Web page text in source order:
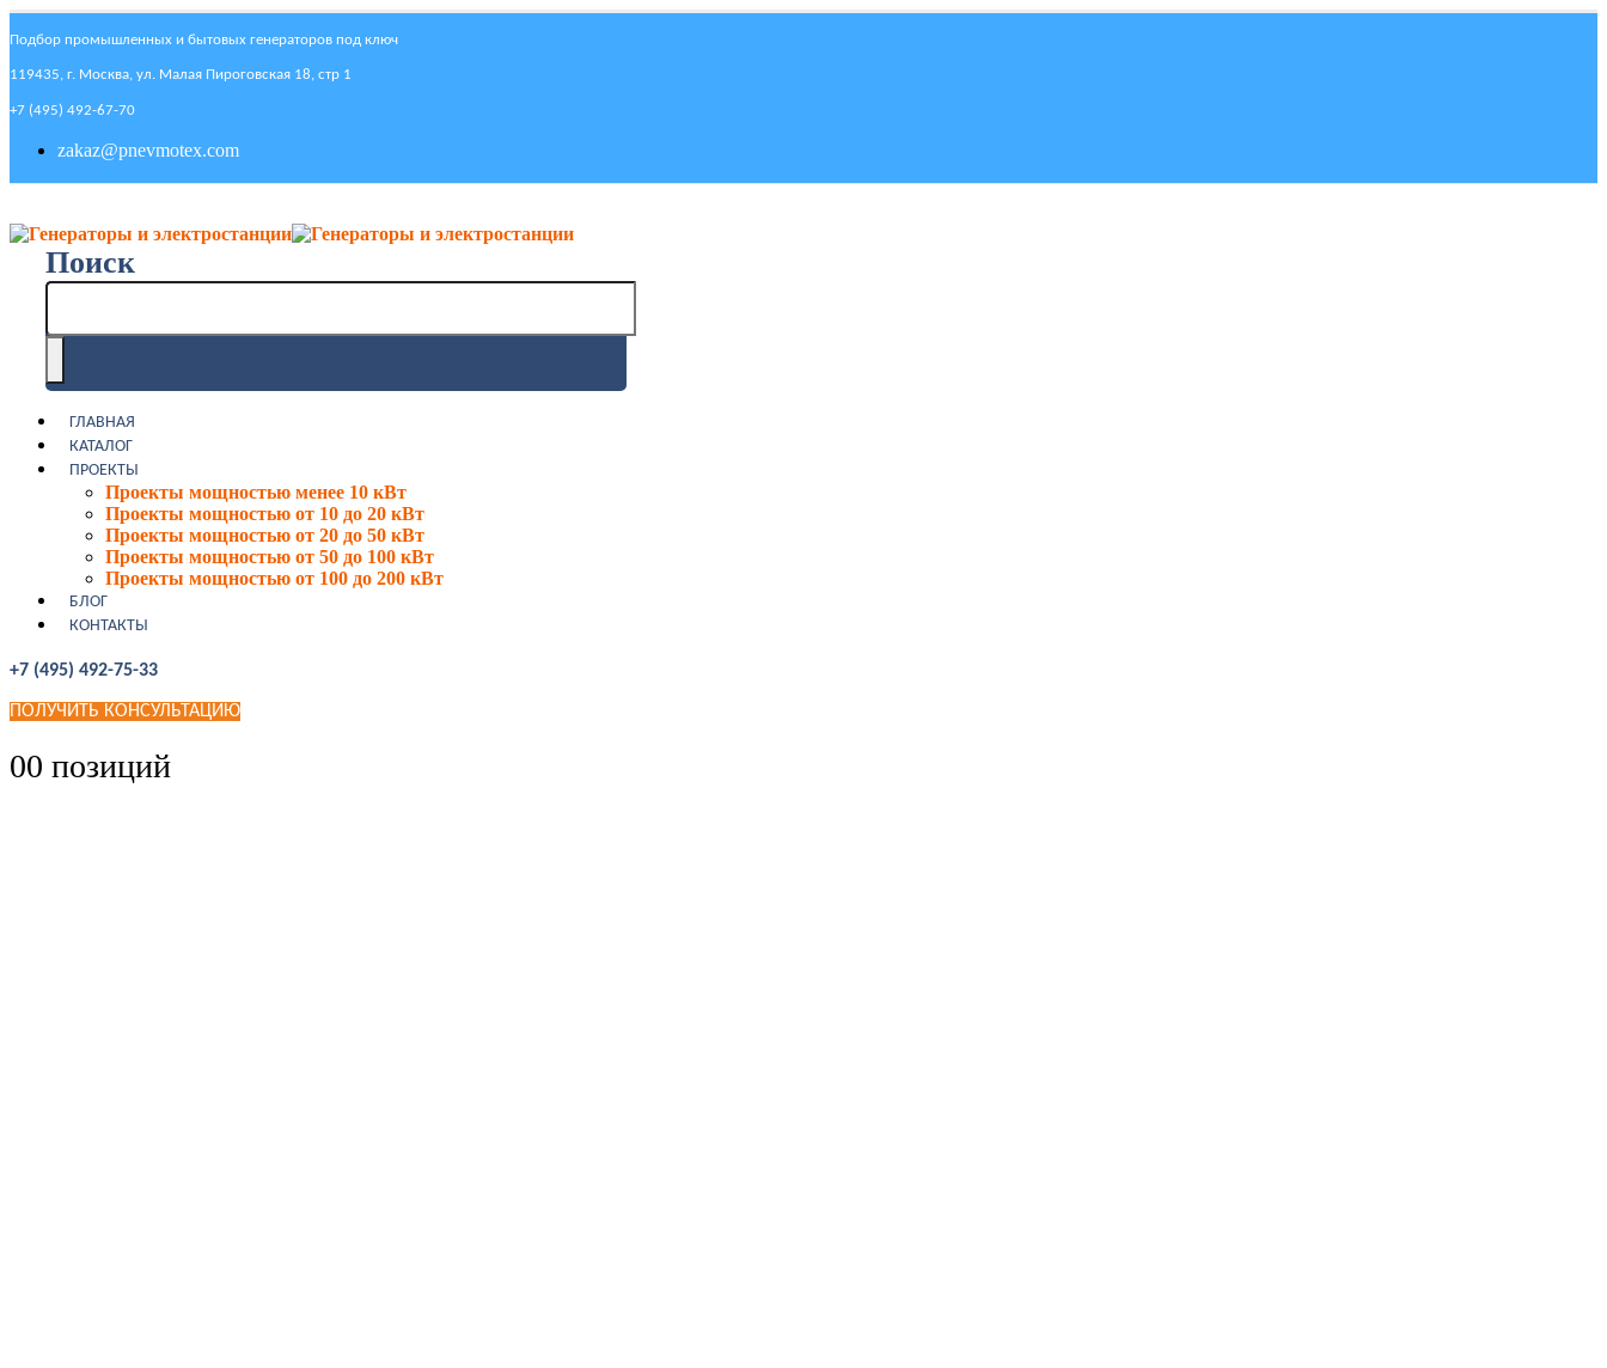
Подбор промышленных и бытовых генераторов под ключ
119435, г. Москва, ул. Малая Пироговская 18, стр 1
+7 (495) 492-67-70
zakaz@pnevmotex.com
Поиск
ГЛАВНАЯ
КАТАЛОГ
ПРОЕКТЫ
Проекты мощностью менее 10 кВт
Проекты мощностью от 10 до 20 кВт
Проекты мощностью от 20 до 50 кВт
Проекты мощностью от 50 до 100 кВт
Проекты мощностью от 100 до 200 кВт
БЛОГ
КОНТАКТЫ
+7 (495) 492-75-33
ПОЛУЧИТЬ КОНСУЛЬТАЦИЮ
00 позиций